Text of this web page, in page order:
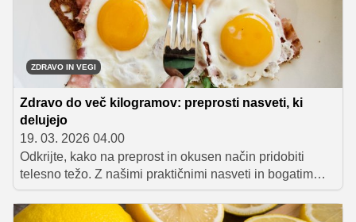
ZDRAVO IN VEGI
Zdravo do več kilogramov: preprosti nasveti, ki
delujejo
19. 03. 2026 04.00
Odkrijte, kako na preprost in okusen način pridobiti
telesno težo. Z našimi praktičnimi nasveti in bogatim
jedilnikom boste dosegli svoje cilje brez kompromisov
glede zdravja.